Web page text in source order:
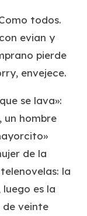
todos.
evian y
pierde
envejece.
se lava»:
un hombre
de la
la
es la
de veinte